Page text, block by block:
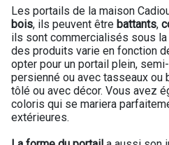
Les portails de la maison
bois, ils peuvent être battants,
ils sont commercialisés sous
des produits varie en fonction
opter pour un portail plein,
persienné ou avec tasseaux ou
tôlé ou avec décor. Vous avez
coloris qui se mariera
extérieures.